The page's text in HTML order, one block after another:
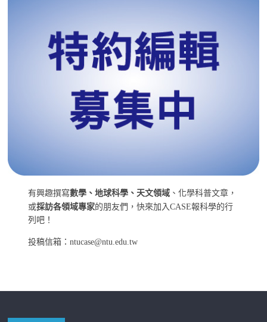
有興趣撰寫數學、地球科學、天文領域 、化學科普文章，
或採訪各領域專家的朋友們，快來加入CASE報科學的行
列吧！
投稿信箱：ntucase@ntu.edu.tw